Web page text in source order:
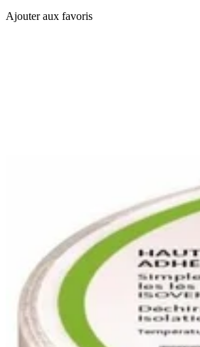
Ajouter aux favoris